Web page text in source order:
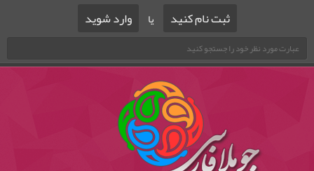
ثبت نام کنید یا وارد شوید